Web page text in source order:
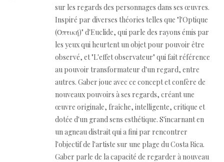
sur les regards des personnages dans ses œuvres.
Inspiré par diverses théories telles que "l'Optique
(Οπτική)" d'Euclide, qui parle des rayons émis par
les yeux qui heurtent un objet pour pouvoir être
observé, et "L'effet observateur" qui fait référence
au pouvoir transformateur d'un regard, entre
autres. Gaber joue avec ce concept et confère de
nouveaux pouvoirs à ses regards, créant une
œuvre originale, fraîche, intelligente, critique et
dotée d'un grand sens esthétique. S'incarnant en
un agneau distrait qui a fini par rencontrer
l'objectif de l'artiste sur une plage du Costa Rica.
Gaber parle de la capacité de regarder à nouveau